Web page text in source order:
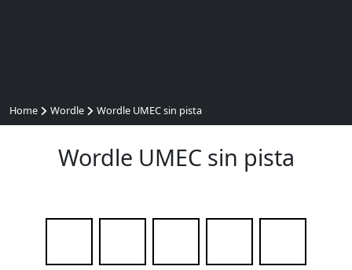
Home Wordle Wordle UMEC sin pista
Wordle UMEC sin pista